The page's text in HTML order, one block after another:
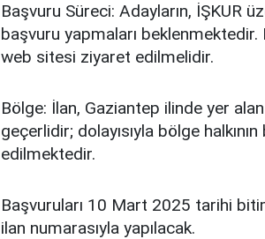
Başvuru Süreci: Adayların, İŞKUR
başvuru yapmaları beklenmektedir.
web sitesi ziyaret edilmelidir.
Bölge: İlan, Gaziantep ilinde yer
geçerlidir; dolayısıyla bölge
edilmektedir.
Başvuruları 10 Mart 2025 tarihi
ilan numarasıyla yapılacak.